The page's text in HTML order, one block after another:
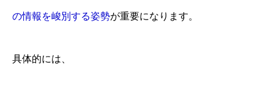
の情報を峻別する姿勢が重要になります。
具体的には、